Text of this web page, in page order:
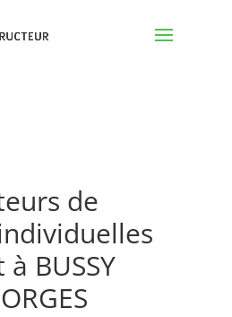
de
BUSSY